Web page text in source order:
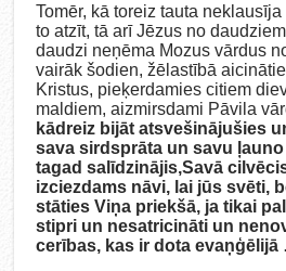
Tomēr, kā toreiz tauta
to atzīt, tā arī Jēzus no
daudzi neņēma Mozus vārdus
vairāk šodien, žēlastībā
Kristus, pieķerdamies citiem
maldiem, aizmirsdami Pāvila
kādreiz bijāt atsvešinājušies
sava sirdsprāta un savu
tagad salīdzinājis,Savā
izciezdams nāvi, lai jūs svēti,
stāties Viņa priekšā, ja tikai
stipri un nesatricināti un
cerības, kas ir dota evaņģēlijā